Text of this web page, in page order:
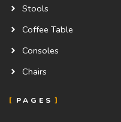
Stools
Coffee Table
Consoles
Chairs
PAGES